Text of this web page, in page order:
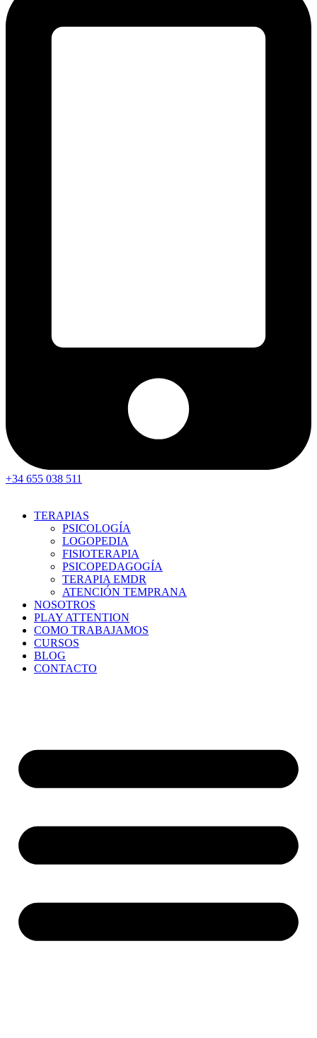
+34 655 038 511
TERAPIAS
PSICOLOGÍA
LOGOPEDIA
FISIOTERAPIA
PSICOPEDAGOGÍA
TERAPIA EMDR
ATENCIÓN TEMPRANA
NOSOTROS
PLAY ATTENTION
COMO TRABAJAMOS
CURSOS
BLOG
CONTACTO